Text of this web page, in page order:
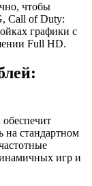
чтобы
Call of Duty:
графики с
Full HD.
на стандартном
игр и